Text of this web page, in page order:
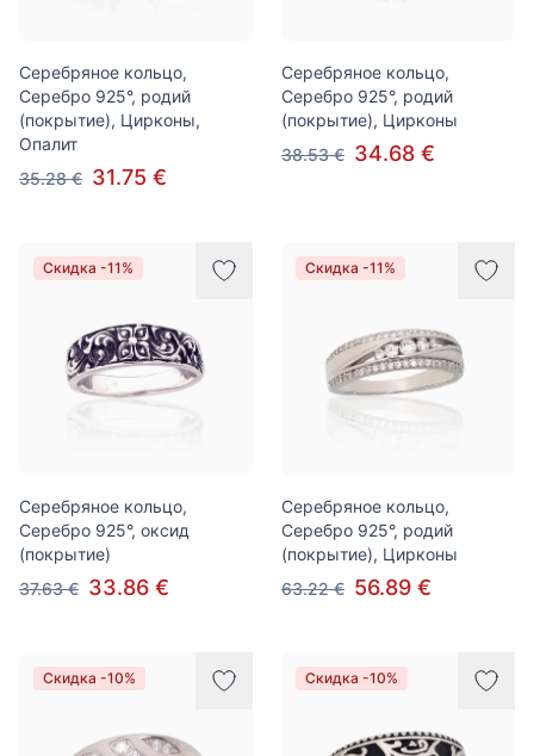
Серебряное кольцо,
Серебро 925°, родий
(покрытие), Цирконы,
Опалит
35.28 € 31.75 €
Серебряное кольцо,
Серебро 925°, родий
(покрытие), Цирконы
38.53 € 34.68 €
Скидка -11%
Серебряное кольцо,
Серебро 925°, оксид
(покрытие)
37.63 € 33.86 €
Скидка -11%
Серебряное кольцо,
Серебро 925°, родий
(покрытие), Цирконы
63.22 € 56.89 €
Скидка -10% Скидка -10%